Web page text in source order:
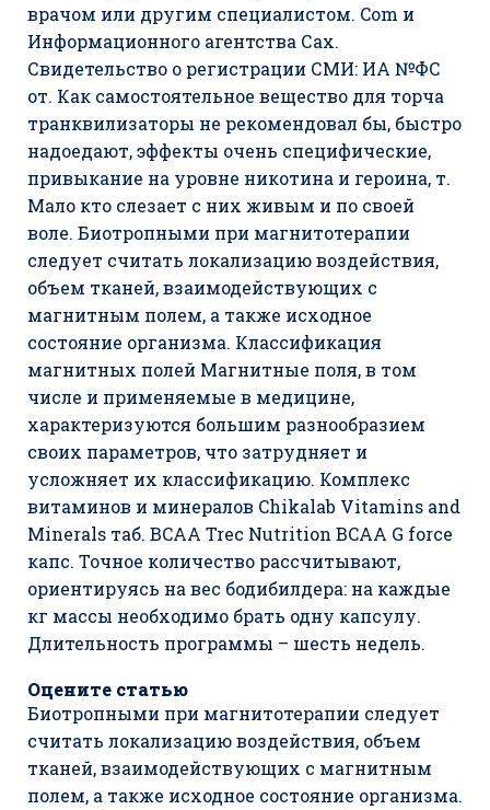
врачом или другим специалистом. Com и
Информационного агентства Сах.
Свидетельство о регистрации СМИ: ИА №ФС
от. Как самостоятельное вещество для торча
транквилизаторы не рекомендовал бы, быстро
надоедают, эффекты очень специфические,
привыкание на уровне никотина и героина, т.
Мало кто слезает с них живым и по своей
воле. Биотропными при магнитотерапии
следует считать локализацию воздействия,
объем тканей, взаимодействующих с
магнитным полем, а также исходное
состояние организма. Классификация
магнитных полей Магнитные поля, в том
числе и применяемые в медицине,
характеризуются большим разнообразием
своих параметров, что затрудняет и
усложняет их классификацию. Комплекс
витаминов и минералов Chikalab Vitamins and
Minerals таб. BCAA Trec Nutrition BCAA G force
капс. Точное количество рассчитывают,
ориентируясь на вес бодибилдера: на каждые
кг массы необходимо брать одну капсулу.
Длительность программы – шесть недель.
Оцените статью
Биотропными при магнитотерапии следует
считать локализацию воздействия, объем
тканей, взаимодействующих с магнитным
полем, а также исходное состояние организма.